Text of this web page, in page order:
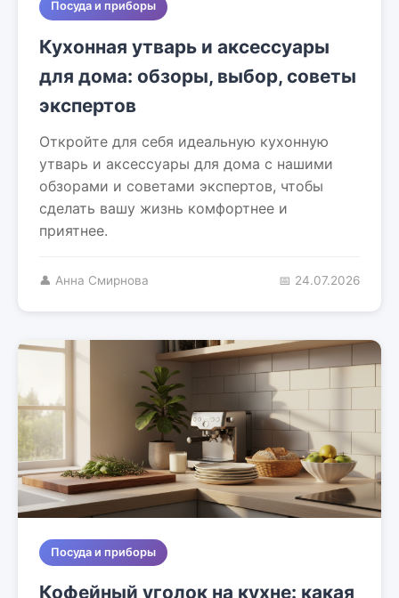
Посуда и приборы
Кухонная утварь и аксессуары
для дома: обзоры, выбор, советы
экспертов
Откройте для себя идеальную кухонную
утварь и аксессуары для дома с нашими
обзорами и советами экспертов, чтобы
сделать вашу жизнь комфортнее и
приятнее.
👤 Анна Смирнова 📅 24.07.2026
Посуда и приборы
Кофейный уголок на кухне: какая